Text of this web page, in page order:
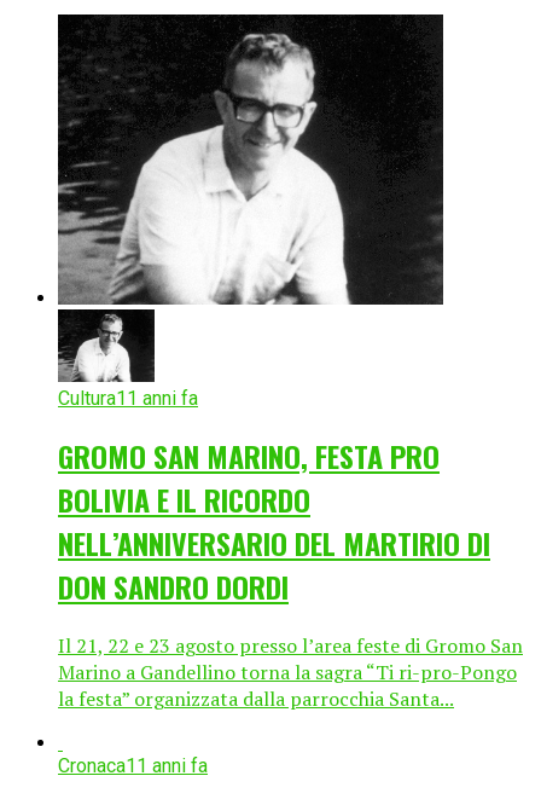
Cultura11 anni fa
GROMO SAN MARINO, FESTA PRO
BOLIVIA E IL RICORDO
NELL’ANNIVERSARIO DEL MARTIRIO DI
DON SANDRO DORDI
Il 21, 22 e 23 agosto presso l’area feste di Gromo San
Marino a Gandellino torna la sagra “Ti ri-pro-Pongo
la festa” organizzata dalla parrocchia Santa...
Cronaca11 anni fa